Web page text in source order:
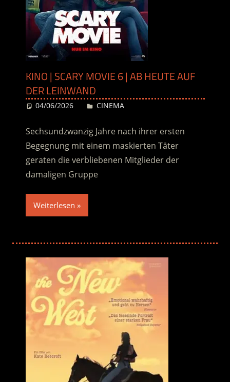
KINO | SCARY MOVIE 6 | AB HEUTE AUF
DER LEINWAND
04/06/2026 Desiree
CINEMA
Sechsundzwanzig Jahre nach ihrer ersten
Begegnung mit einem maskierten Täter
geraten die verbliebenen Mitglieder der
damaligen Gruppe
Weiterlesen